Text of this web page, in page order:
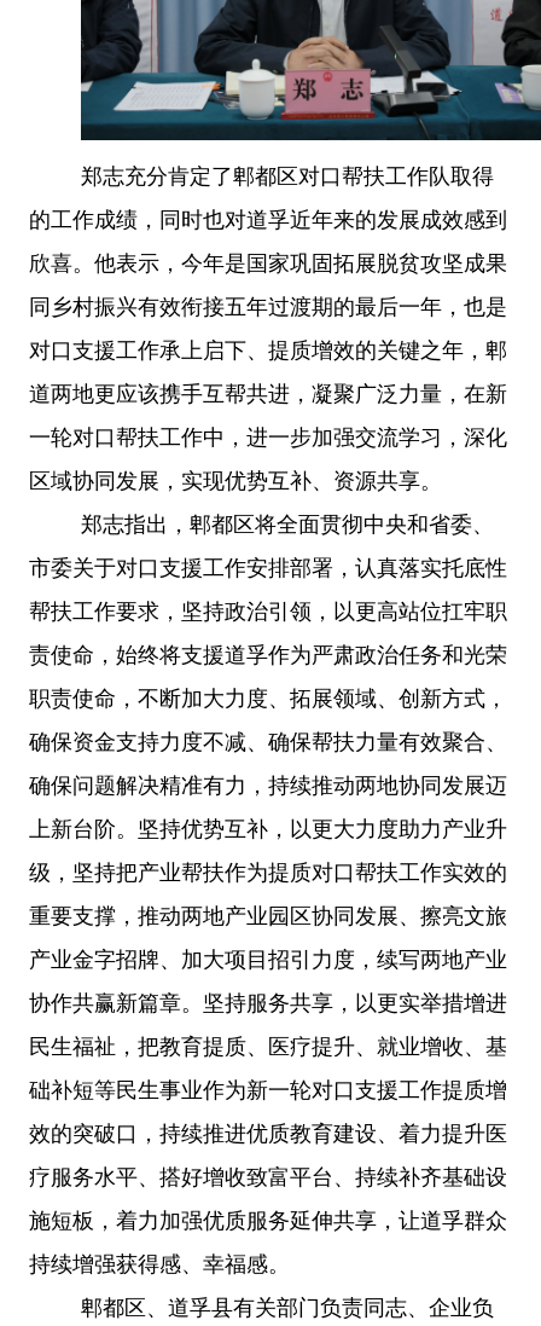
郑志充分肯定了郫都区对口帮扶工作队取得
的工作成绩，同时也对道孚近年来的发展成效感到
欣喜。他表示，今年是国家巩固拓展脱贫攻坚成果
同乡村振兴有效衔接五年过渡期的最后一年，也是
对口支援工作承上启下、提质增效的关键之年，郫
道两地更应该携手互帮共进，凝聚广泛力量，在新
一轮对口帮扶工作中，进一步加强交流学习，深化
区域协同发展，实现优势互补、资源共享。
郑志指出，郫都区将全面贯彻中央和省委、
市委关于对口支援工作安排部署，认真落实托底性
帮扶工作要求，坚持政治引领，以更高站位扛牢职
责使命，始终将支援道孚作为严肃政治任务和光荣
职责使命，不断加大力度、拓展领域、创新方式，
确保资金支持力度不减、确保帮扶力量有效聚合、
确保问题解决精准有力，持续推动两地协同发展迈
上新台阶。坚持优势互补，以更大力度助力产业升
级，坚持把产业帮扶作为提质对口帮扶工作实效的
重要支撑，推动两地产业园区协同发展、擦亮文旅
产业金字招牌、加大项目招引力度，续写两地产业
协作共赢新篇章。坚持服务共享，以更实举措增进
民生福祉，把教育提质、医疗提升、就业增收、基
础补短等民生事业作为新一轮对口支援工作提质增
效的突破口，持续推进优质教育建设、着力提升医
疗服务水平、搭好增收致富平台、持续补齐基础设
施短板，着力加强优质服务延伸共享，让道孚群众
持续增强获得感、幸福感。
郫都区、道孚县有关部门负责同志、企业负